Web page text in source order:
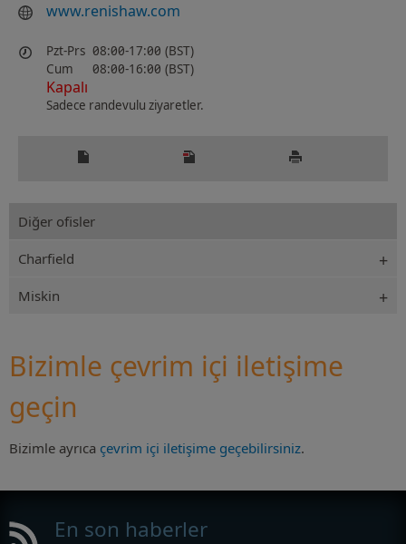
www.renishaw.com
Pzt-Prs 08:00-17:00 (BST)
Cum
08:00-16:00 (BST)
Kapalı
Sadece randevulu ziyaretler.
Diğer ofisler
Charfield
Miskin
Bizimle çevrim içi iletişime
geçin
Bizimle ayrıca çevrim içi iletişime geçebilirsiniz.
En son haberler